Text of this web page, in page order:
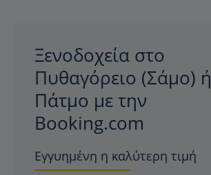
Ξενοδοχεία στο
Πυθαγόρειο (Σάμο) ή
Πάτμο με την
Booking.com
Εγγυημένη η καλύτερη τιμή